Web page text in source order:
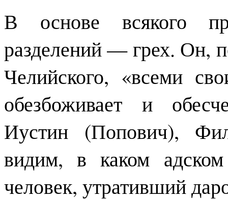
В основе всякого
разделений — грех. Он,
Челийского, «всеми
обезбоживает и
Иустин (Попович),
видим, в каком
человек, утративший